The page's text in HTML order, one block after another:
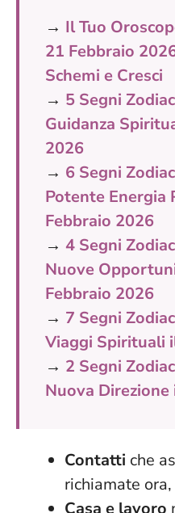
→ Il Tuo
21 Febbraio
Schemi e Cresci
→ 5 Segni
Guidanza
2026
→ 6 Segni
Potente Energia
Febbraio 2026
→ 4 Segni
Nuove
Febbraio 2026
→ 7 Segni
Viaggi Spirituali
→ 2 Segni
Nuova
Contatti che
richiamate
Casa e lavoro